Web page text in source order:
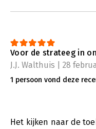
Voor de strateeg in
J.J. Walthuis | 28
1 persoon vond deze
Het kijken naar de